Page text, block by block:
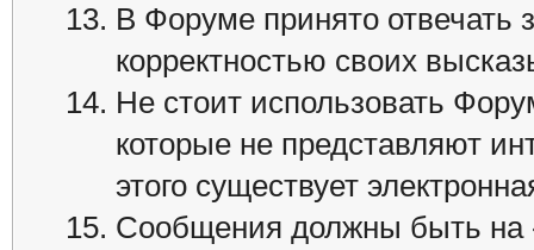
В Форуме принято отвечать
корректностью своих
Не стоит использовать
которые не представляют
этого существует
Сообщения должны быть на